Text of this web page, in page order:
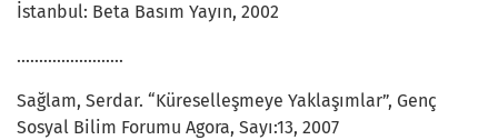
İstanbul: Beta Basım Yayın, 2002
........................
Sağlam, Serdar. “Küreselleşmeye Yaklaşımlar”, Genç
Sosyal Bilim Forumu Agora, Sayı:13, 2007